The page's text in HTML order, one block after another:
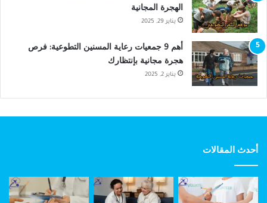
الهجرة المجانية
يناير 29, 2025
أهم 9 جمعيات رعاية المسنين التطوعية: فرص
هجرة مجانية بإنتظارك
يناير 2, 2025
أحدث المقالات